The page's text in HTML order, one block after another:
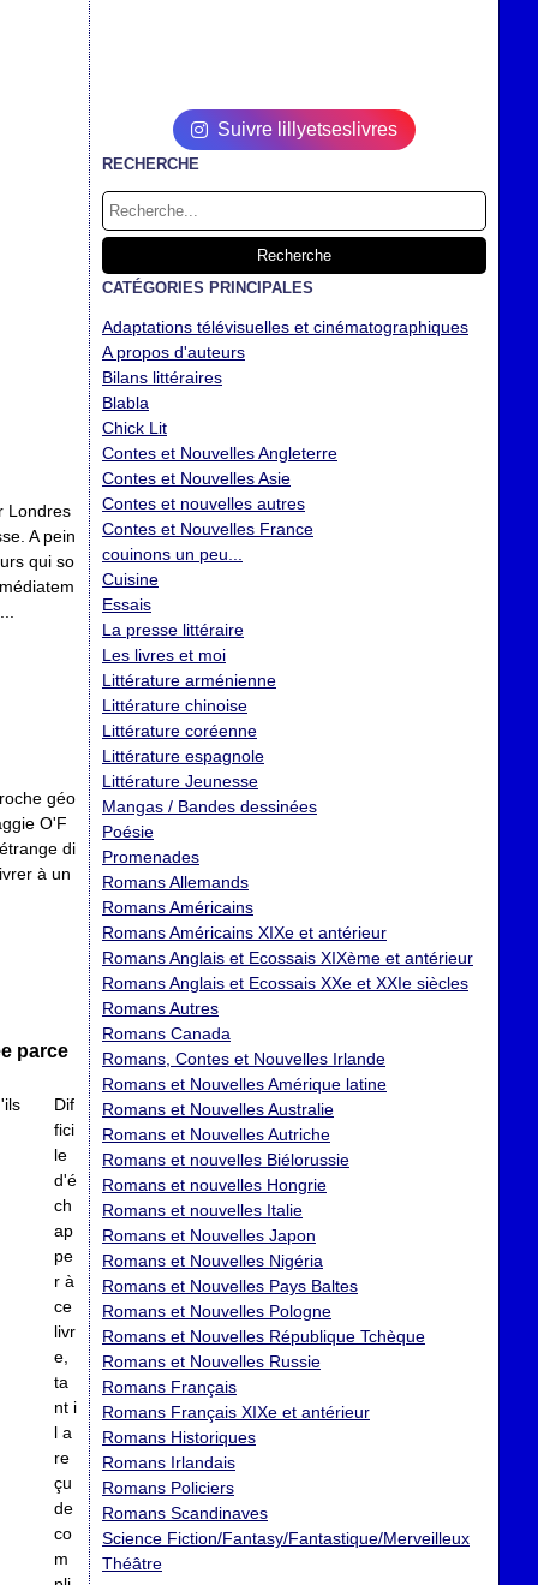
Londres
A pein
qui so
géo
O'F
di
à un
parce
Dif
fici
le
d'é
ch
ap
pe
r à
ce
livr
e,
ta
nt i
l a
re
çu
de
co
m
Suivre lillyetseslivres
RECHERCHE
CATÉGORIES PRINCIPALES
Adaptations télévisuelles et cinématographiques
A propos d'auteurs
Bilans littéraires
Blabla
Chick Lit
Contes et Nouvelles Angleterre
Contes et Nouvelles Asie
Contes et nouvelles autres
Contes et Nouvelles France
couinons un peu...
Cuisine
Essais
La presse littéraire
Les livres et moi
Littérature arménienne
Littérature chinoise
Littérature coréenne
Littérature espagnole
Littérature Jeunesse
Mangas / Bandes dessinées
Poésie
Promenades
Romans Allemands
Romans Américains
Romans Américains XIXe et antérieur
Romans Anglais et Ecossais XIXème et antérieur
Romans Anglais et Ecossais XXe et XXIe siècles
Romans Autres
Romans Canada
Romans, Contes et Nouvelles Irlande
Romans et Nouvelles Amérique latine
Romans et Nouvelles Australie
Romans et Nouvelles Autriche
Romans et nouvelles Biélorussie
Romans et nouvelles Hongrie
Romans et nouvelles Italie
Romans et Nouvelles Japon
Romans et Nouvelles Nigéria
Romans et Nouvelles Pays Baltes
Romans et Nouvelles Pologne
Romans et Nouvelles République Tchèque
Romans et Nouvelles Russie
Romans Français
Romans Français XIXe et antérieur
Romans Historiques
Romans Irlandais
Romans Policiers
Romans Scandinaves
Science Fiction/Fantasy/Fantastique/Merveilleux
Théâtre